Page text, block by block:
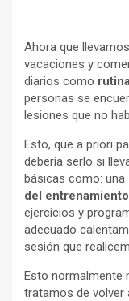
Ahora que
vacaciones y
diarios como
personas se
lesiones que no
Esto, que a priori
debería serlo si
básicas como: una
del entrenamiento
ejercicios y
adecuado
sesión que
Esto normalmente
tratamos de volver